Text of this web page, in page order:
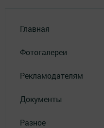
Главная
Фотогалереи
Рекламодателям
Документы
Разное